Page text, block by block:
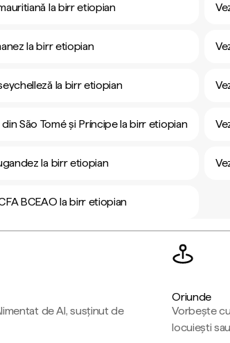
la birr etiopian
la birr etiopian
la birr etiopian
São Tomé și Príncipe la birr etiopian
la birr etiopian
BCEAO la birr etiopian
de AI, susținut de
Oriunde
Vorbește
locuiești